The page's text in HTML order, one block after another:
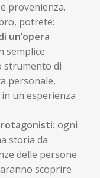
provenienza.
potrete:
un’opera
semplice
strumento di
personale,
un'esperienza
ogni
storia da
delle persone
scoprire